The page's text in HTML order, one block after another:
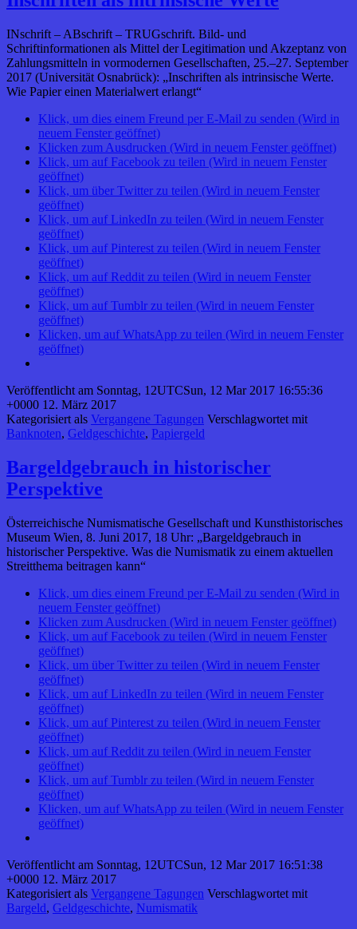
INschrift – ABschrift – TRUGschrift. Bild- und
Schriftinformationen als Mittel der Legitimation und Akzeptanz von
Zahlungsmitteln in vormodernen Gesellschaften, 25.–27. September
2017 (Universität Osnabrück): „Inschriften als intrinsische Werte.
Wie Papier einen Materialwert erlangt“
Klick, um dies einem Freund per E-Mail zu senden (Wird in
neuem Fenster geöffnet)
Klicken zum Ausdrucken (Wird in neuem Fenster geöffnet)
Klick, um auf Facebook zu teilen (Wird in neuem Fenster
geöffnet)
Klick, um über Twitter zu teilen (Wird in neuem Fenster
geöffnet)
Klick, um auf LinkedIn zu teilen (Wird in neuem Fenster
geöffnet)
Klick, um auf Pinterest zu teilen (Wird in neuem Fenster
geöffnet)
Klick, um auf Reddit zu teilen (Wird in neuem Fenster
geöffnet)
Klick, um auf Tumblr zu teilen (Wird in neuem Fenster
geöffnet)
Klicken, um auf WhatsApp zu teilen (Wird in neuem Fenster
geöffnet)
Veröffentlicht am Sonntag, 12UTCSun, 12 Mar 2017 16:55:36
+0000 12. März 2017
Kategorisiert als Vergangene Tagungen Verschlagwortet mit
Banknoten, Geldgeschichte, Papiergeld
Bargeldgebrauch in historischer
Perspektive
Österreichische Numismatische Gesellschaft und Kunsthistorisches
Museum Wien, 8. Juni 2017, 18 Uhr: „Bargeldgebrauch in
historischer Perspektive. Was die Numismatik zu einem aktuellen
Streitthema beitragen kann“
Klick, um dies einem Freund per E-Mail zu senden (Wird in
neuem Fenster geöffnet)
Klicken zum Ausdrucken (Wird in neuem Fenster geöffnet)
Klick, um auf Facebook zu teilen (Wird in neuem Fenster
geöffnet)
Klick, um über Twitter zu teilen (Wird in neuem Fenster
geöffnet)
Klick, um auf LinkedIn zu teilen (Wird in neuem Fenster
geöffnet)
Klick, um auf Pinterest zu teilen (Wird in neuem Fenster
geöffnet)
Klick, um auf Reddit zu teilen (Wird in neuem Fenster
geöffnet)
Klick, um auf Tumblr zu teilen (Wird in neuem Fenster
geöffnet)
Klicken, um auf WhatsApp zu teilen (Wird in neuem Fenster
geöffnet)
Veröffentlicht am Sonntag, 12UTCSun, 12 Mar 2017 16:51:38
+0000 12. März 2017
Kategorisiert als Vergangene Tagungen Verschlagwortet mit
Bargeld, Geldgeschichte, Numismatik